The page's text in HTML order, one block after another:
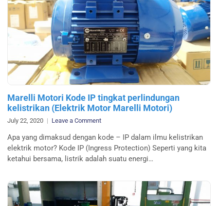
Marelli Motori Kode IP tingkat perlindungan
kelistrikan (Elektrik Motor Marelli Motori)
July 22, 2020 Leave a Commenton
Motori
Kode
IP
perlindungan
kelistrikan
(Elektrik
Apa yang dimaksud dengan kode – IP dalam ilmu kelistrikan
elektrik motor? Kode IP (Ingress Protection) Seperti yang kita
ketahui bersama, listrik adalah suatu energi…